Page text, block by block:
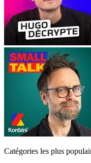
Catégories les plus